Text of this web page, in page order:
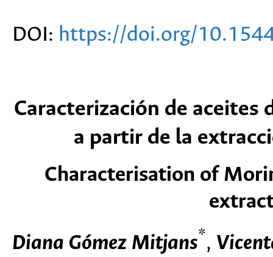
DOI: https://doi.org/
Caracterización de
a partir de la
Characterisation of
Diana Gómez Mitjans*,